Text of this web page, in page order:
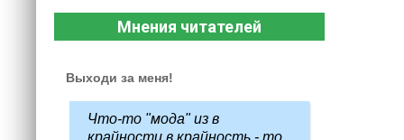
Мнения читателей
Выходи за меня!
Что-то "мода" из в
крайности в крайность - то